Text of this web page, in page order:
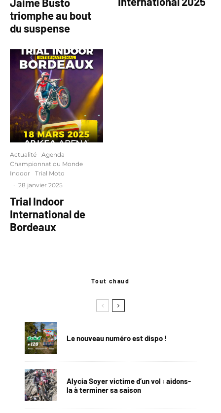
triomphe au bout
du suspense
Actualité
Agenda
Championnat du Monde
Indoor
Trial Moto
· 28 janvier 2025
Trial Indoor
International de
Bordeaux
Tout chaud
Le nouveau numéro est dispo !
Alycia Soyer victime d’un vol : aidons-
la à terminer sa saison